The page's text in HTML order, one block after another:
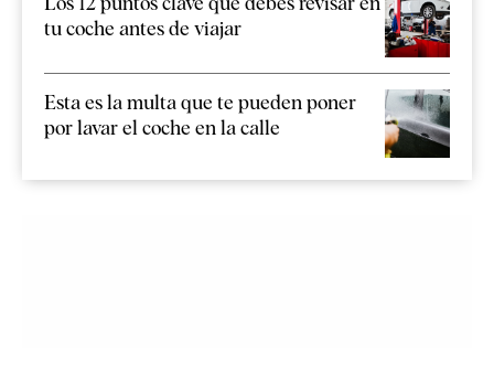
tu coche antes de viajar
Esta es la multa que te pueden poner
por lavar el coche en la calle